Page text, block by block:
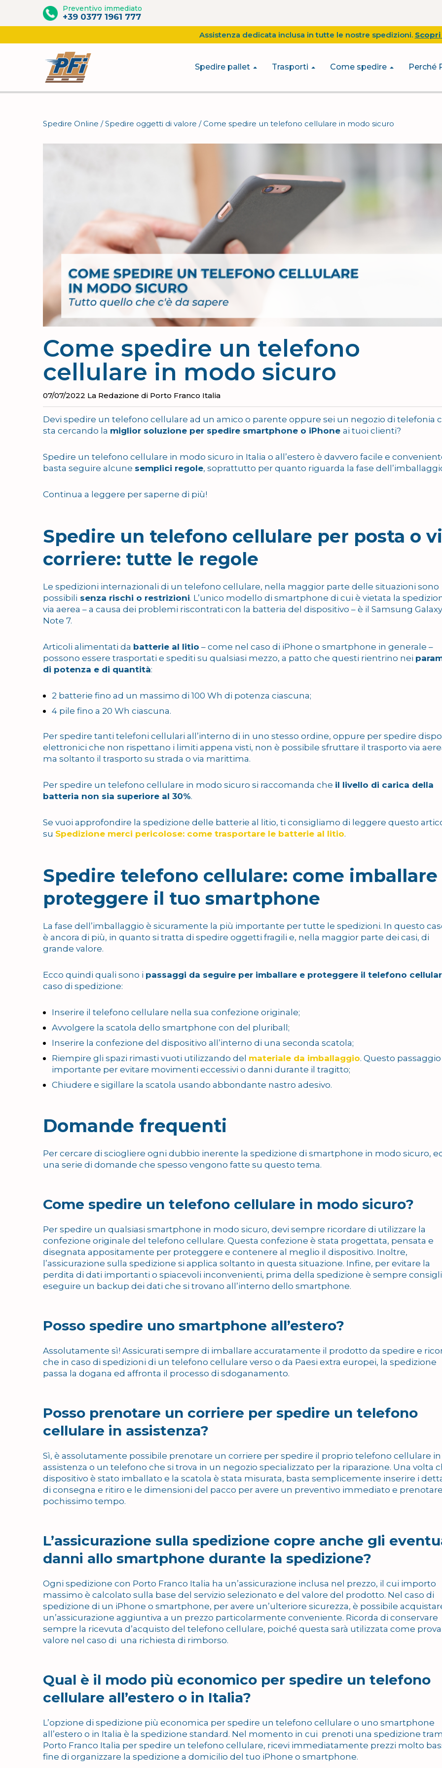
contenuto
Preventivo immediato
+39 0377 1961 777
Assistenza dedicata inclusa in tutte le nostre spedizioni.
Spedire pallet Trasporti Come spedire Perché
Spedire Online /Spedire oggetti di valore /Come spedire un telefono cellulare in modo sicuro
Come spedire un telefono
cellulare in modo sicuro
07/07/2022 La Redazione di Porto Franco Italia
Devi spedire un telefono cellulare ad un amico o parente oppure sei un negozio di telefonia
sta cercando la miglior soluzione per spedire smartphone o iPhone ai tuoi clienti?
Spedire un telefono cellulare in modo sicuro in Italia o all’estero è davvero facile e
basta seguire alcune semplici regole, soprattutto per quanto riguarda la fase
Continua a leggere per saperne di più!
Spedire un telefono cellulare per posta o
corriere: tutte le regole
Le spedizioni internazionali di un telefono cellulare, nella maggior parte delle situazioni sono
possibili senza rischi o restrizioni. L’unico modello di smartphone di cui è vietata la
via aerea – a causa dei problemi riscontrati con la batteria del dispositivo – è il Samsung Galaxy
Note 7.
Articoli alimentati da batterie al litio – come nel caso di iPhone o smartphone in generale –
possono essere trasportati e spediti su qualsiasi mezzo, a patto che questi rientrino nei
di potenza e di quantità:
2 batterie fino ad un massimo di 100 Wh di potenza ciascuna;
4 pile fino a 20 Wh ciascuna.
Per spedire tanti telefoni cellulari all’interno di in uno stesso ordine, oppure per spedire
elettronici che non rispettano i limiti appena visti, non è possibile sfruttare il trasporto via
ma soltanto il trasporto su strada o via marittima.
Per spedire un telefono cellulare in modo sicuro si raccomanda che il livello di carica della
batteria non sia superiore al 30%.
Se vuoi approfondire la spedizione delle batterie al litio, ti consigliamo di leggere questo
su Spedizione merci pericolose: come trasportare le batterie al litio.
Spedire telefono cellulare: come imballare
proteggere il tuo smartphone
La fase dell’imballaggio è sicuramente la più importante per tutte le spedizioni. In questo
è ancora di più, in quanto si tratta di spedire oggetti fragili e, nella maggior parte dei casi, di
grande valore.
Ecco quindi quali sono i passaggi da seguire per imballare e proteggere il telefono
caso di spedizione:
Inserire il telefono cellulare nella sua confezione originale;
Avvolgere la scatola dello smartphone con del pluriball;
Inserire la confezione del dispositivo all’interno di una seconda scatola;
Riempire gli spazi rimasti vuoti utilizzando del materiale da imballaggio. Questo passaggio
importante per evitare movimenti eccessivi o danni durante il tragitto;
Chiudere e sigillare la scatola usando abbondante nastro adesivo.
Domande frequenti
Per cercare di sciogliere ogni dubbio inerente la spedizione di smartphone in modo sicuro,
una serie di domande che spesso vengono fatte su questo tema.
Come spedire un telefono cellulare in modo sicuro?
Per spedire un qualsiasi smartphone in modo sicuro, devi sempre ricordare di utilizzare la
confezione originale del telefono cellulare. Questa confezione è stata progettata, pensata e
disegnata appositamente per proteggere e contenere al meglio il dispositivo. Inoltre,
l’assicurazione sulla spedizione si applica soltanto in questa situazione. Infine, per evitare la
perdita di dati importanti o spiacevoli inconvenienti, prima della spedizione è sempre
eseguire un backup dei dati che si trovano all’interno dello smartphone.
Posso spedire uno smartphone all’estero?
Assolutamente sì! Assicurati sempre di imballare accuratamente il prodotto da spedire e
che in caso di spedizioni di un telefono cellulare verso o da Paesi extra europei, la spedizione
passa la dogana ed affronta il processo di sdoganamento.
Posso prenotare un corriere per spedire un telefono
cellulare in assistenza?
Sì, è assolutamente possibile prenotare un corriere per spedire il proprio telefono cellulare in
assistenza o un telefono che si trova in un negozio specializzato per la riparazione. Una volta
dispositivo è stato imballato e la scatola è stata misurata, basta semplicemente inserire i
di consegna e ritiro e le dimensioni del pacco per avere un preventivo immediato e
pochissimo tempo.
L’assicurazione sulla spedizione copre anche gli
danni allo smartphone durante la spedizione?
Ogni spedizione con Porto Franco Italia ha un’assicurazione inclusa nel prezzo, il cui importo
massimo è calcolato sulla base del servizio selezionato e del valore del prodotto. Nel caso di
spedizione di un iPhone o smartphone, per avere un’ulteriore sicurezza, è possibile
un’assicurazione aggiuntiva a un prezzo particolarmente conveniente. Ricorda di conservare
sempre la ricevuta d’acquisto del telefono cellulare, poiché questa sarà utilizzata come
valore nel caso di una richiesta di rimborso.
Qual è il modo più economico per spedire un telefono
cellulare all’estero o in Italia?
L’opzione di spedizione più economica per spedire un telefono cellulare o uno smartphone
all’estero o in Italia è la spedizione standard. Nel momento in cui prenoti una spedizione
Porto Franco Italia per spedire un telefono cellulare, ricevi immediatamente prezzi molto
fine di organizzare la spedizione a domicilio del tuo iPhone o smartphone.